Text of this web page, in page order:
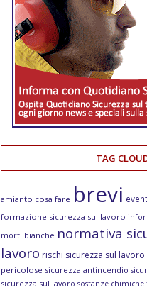
TAG
amianto cosa fare brevi
formazione sicurezza sul lavoro
morti bianche normativa
lavoro rischi sicurezza sul lavoro
pericolose sicurezza antincendio
sicurezza sul lavoro sostanze chimiche